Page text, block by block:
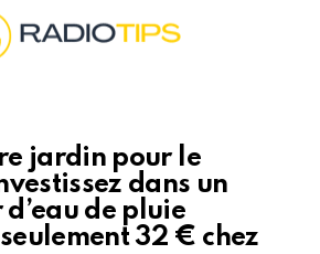
jardin pour le
dans un
de pluie
32 € chez